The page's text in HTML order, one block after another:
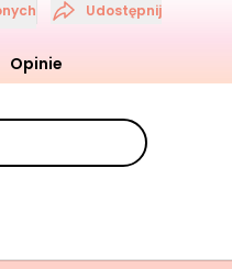
Udostępnij
Opinie